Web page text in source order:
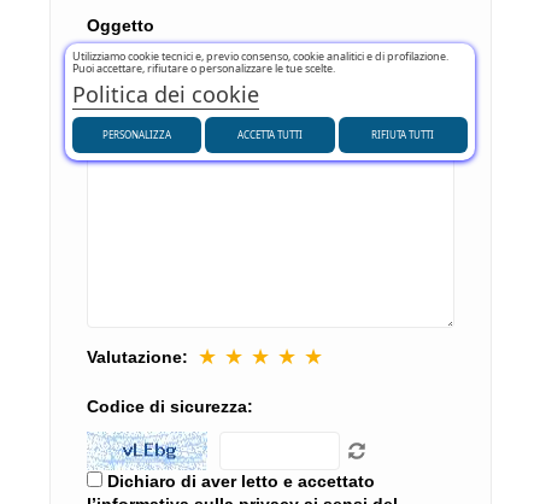
Oggetto
Valutazione: ★ ★ ★ ★ ★
Codice di sicurezza:
Dichiaro di aver letto e accettato
Utilizziamo cookie tecnici e, previo consenso, cookie analitici e di profilazione.
Puoi accettare, rifiutare o personalizzare le tue scelte.
Politica dei cookie
PERSONALIZZA RIFIUTA TUTTI
ACCETTA TUTTI